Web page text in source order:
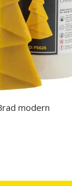
modern